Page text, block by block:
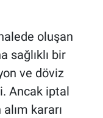
oluşan
sağlıklı bir
ve döviz
Ancak iptal
kararı